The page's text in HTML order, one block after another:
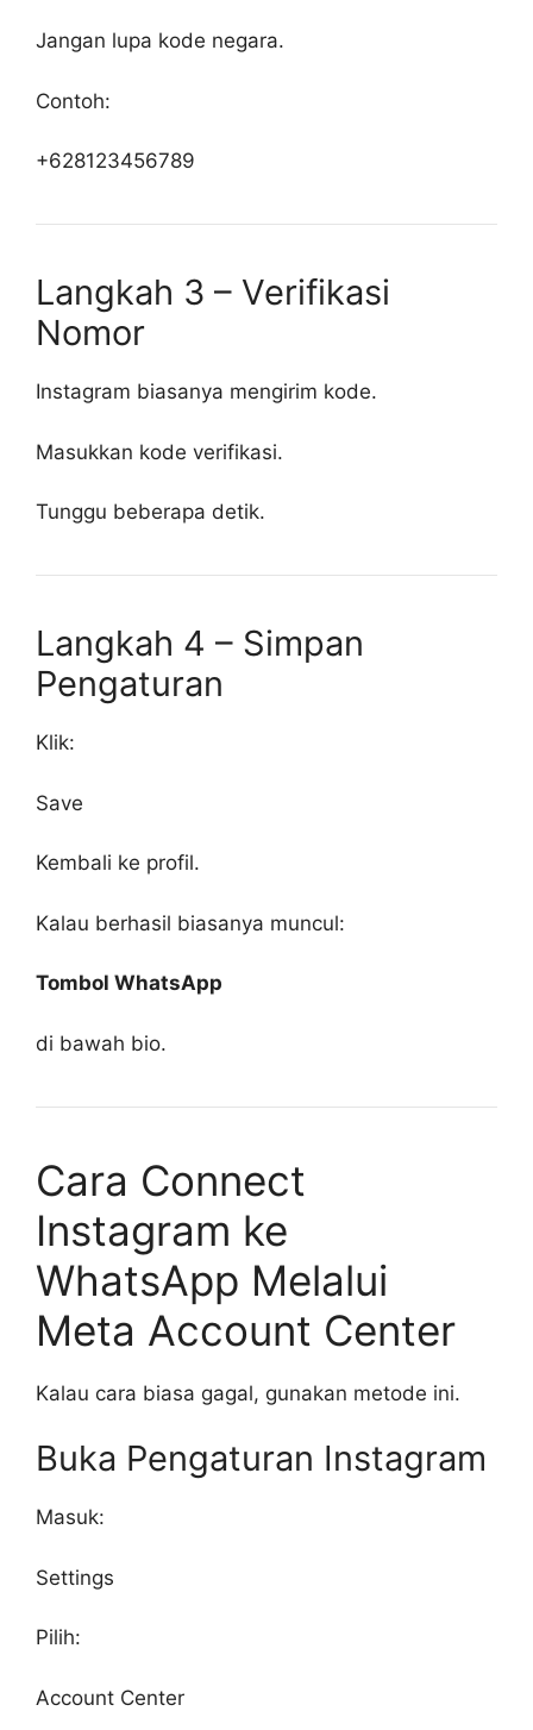
Jangan lupa kode negara.
Contoh:
+628123456789
Langkah 3 – Verifikasi
Nomor
Instagram biasanya mengirim kode.
Masukkan kode verifikasi.
Tunggu beberapa detik.
Langkah 4 – Simpan
Pengaturan
Klik:
Save
Kembali ke profil.
Kalau berhasil biasanya muncul:
Tombol WhatsApp
di bawah bio.
Cara Connect
Instagram ke
WhatsApp Melalui
Meta Account Center
Kalau cara biasa gagal, gunakan metode ini.
Buka Pengaturan Instagram
Masuk:
Settings
Pilih:
Account Center